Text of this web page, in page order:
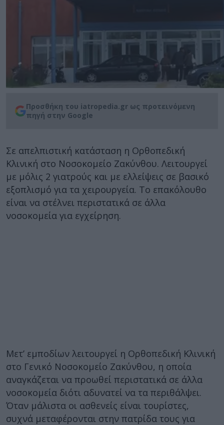
Προσθήκη του iatropedia.gr ως προτεινόμενη
πηγή στην Google
Σε απελπιστική κατάσταση η Ορθοπεδική
Κλινική στο Νοσοκομείο Ζακύνθου. Λειτουργεί
με μόλις 2 γιατρούς και με ελλείψεις σε βασικό
εξοπλισμό για τα χειρουργεία. Το επακόλουθο
είναι να στέλνει περιστατικά σε άλλα
νοσοκομεία για εγχείρηση.
Μετ’ εμποδίων λειτουργεί η Ορθοπεδική Κλινική
στο Γενικό Νοσοκομείο Ζακύνθου, η οποία
αναγκάζεται να προωθεί περιστατικά σε άλλα
νοσοκομεία διότι αδυνατεί να τα περιθάλψει.
Όταν μάλιστα οι ασθενείς είναι τουρίστες,
συχνά μεταφέρονται στην πατρίδα τους για